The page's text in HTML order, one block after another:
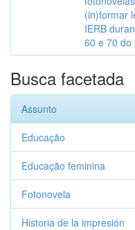
(in)formar
IERB
60 e 70 do
Busca facetada
Assunto
Educação
Educação feminina
Fotonovela
Historia de la impresión